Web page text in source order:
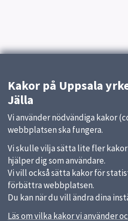
Kakor på Uppsala
Jälla
Vi använder nödvändiga kakor
webbplatsen ska fungera.
Vi skulle vilja sätta lite fler
hjälper dig som användare.
Vi vill också sätta kakor för
förbättra webbplatsen.
Du kan när du vill ändra dina
Läs om vilka kakor vi använder